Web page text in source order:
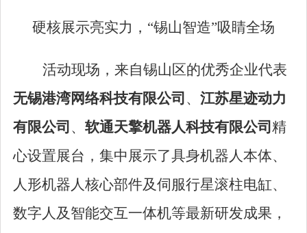
硬核展示亮实力， “锡山智造”吸睛全场
活动现场，来自锡山 区的优秀企业代表
无锡港湾网络科技有限公司 、 江苏星迹动力
有限公司 、 软通天擎机器人科技有限公司 精
心设置展台 ， 集中展示了具身机器人本体、
人形机器人核心部件及伺服行星滚柱电缸、
数字人及智能交互一体机等最新研发成果，